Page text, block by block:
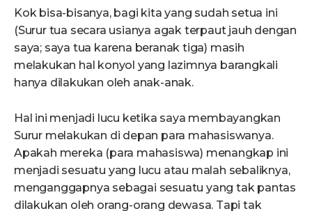
Kok bisa-bisanya, bagi kita yang sudah setua ini
(Surur tua secara usianya agak terpaut jauh dengan
saya; saya tua karena beranak tiga) masih
melakukan hal konyol yang lazimnya barangkali
hanya dilakukan oleh anak-anak.
Hal ini menjadi lucu ketika saya membayangkan
Surur melakukan di depan para mahasiswanya.
Apakah mereka (para mahasiswa) menangkap ini
menjadi sesuatu yang lucu atau malah sebaliknya,
menganggapnya sebagai sesuatu yang tak pantas
dilakukan oleh orang-orang dewasa. Tapi tak